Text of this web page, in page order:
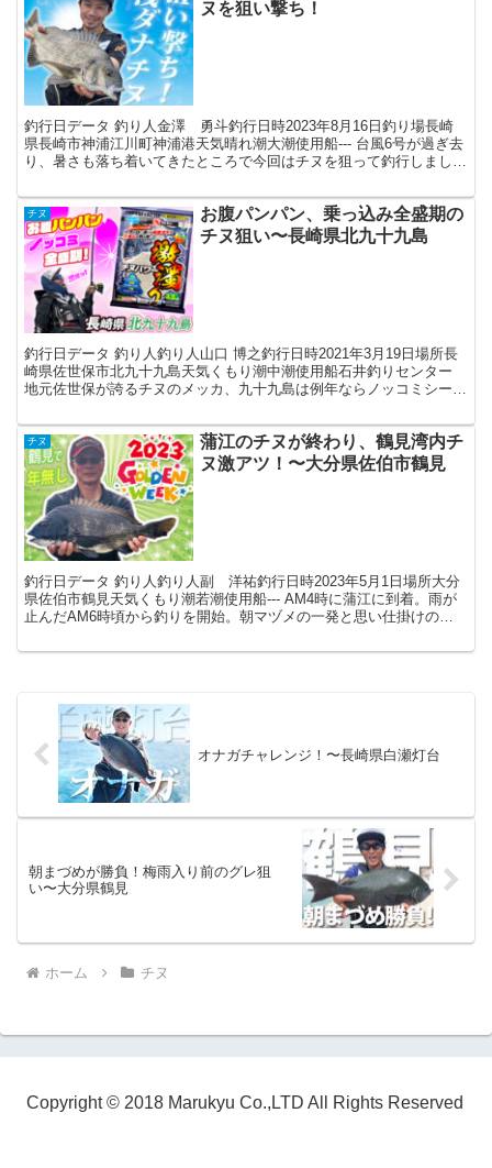
ヌを狙い撃ち！
釣行日データ 釣り人金澤 勇斗釣行日時2023年8月16日釣り場長崎
県長崎市神浦江川町神浦港天気晴れ潮大潮使用船--- 台風6号が過ぎ去
り、暑さも落ち着いてきたところで今回はチヌを狙って釣行しまし
チヌ
お腹パンパン、乗っ込み全盛期の
チヌ狙い〜長崎県北九十九島
釣行日データ 釣り人釣り人山口 博之釣行日時2021年3月19日場所長
崎県佐世保市北九十九島天気くもり潮中潮使用船石井釣りセンター
地元佐世保が誇るチヌのメッカ、九十九島は例年ならノッコミシーズ
チヌ
蒲江のチヌが終わり、鶴見湾内チ
ヌ激アツ！〜大分県佐伯市鶴見
釣行日データ 釣り人釣り人副 洋祐釣行日時2023年5月1日場所大分
県佐伯市鶴見天気くもり潮若潮使用船--- AM4時に蒲江に到着。雨が
止んだAM6時頃から釣りを開始。朝マヅメの一発と思い仕掛けの投
オナガチャレンジ！〜長崎県白瀬灯台
朝まづめが勝負！梅雨入り前のグレ狙
い〜大分県鶴見
ホーム チヌ
Copyright © 2018 Marukyu Co.,LTD All Rights Reserved